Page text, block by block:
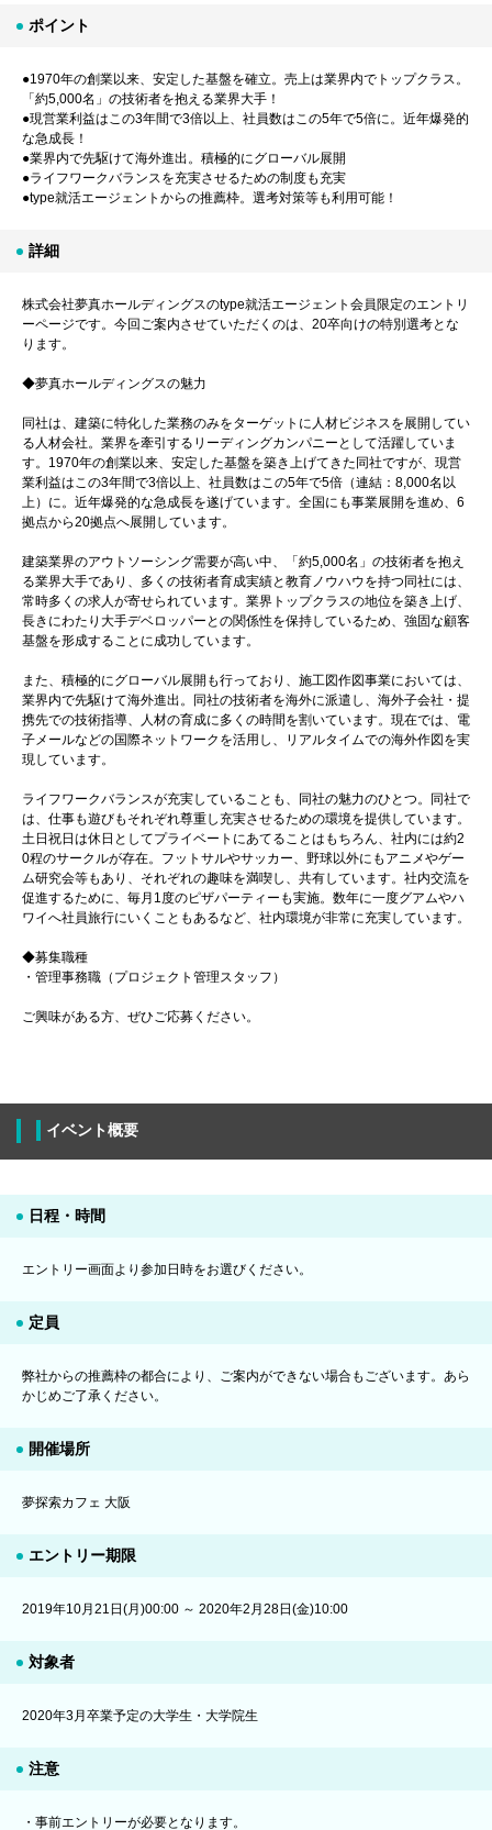
ポイント
●1970年の創業以来、安定した基盤を確立。売上は業界内でトップクラス。
「約5,000名」の技術者を抱える業界大手！
●現営業利益はこの3年間で3倍以上、社員数はこの5年で5倍に。近年爆発的
な急成長！
●業界内で先駆けて海外進出。積極的にグローバル展開
●ライフワークバランスを充実させるための制度も充実
●type就活エージェントからの推薦枠。選考対策等も利用可能！
詳細
株式会社夢真ホールディングスのtype就活エージェント会員限定のエントリ
ーページです。今回ご案内させていただくのは、20卒向けの特別選考とな
ります。
◆夢真ホールディングスの魅力
同社は、建築に特化した業務のみをターゲットに人材ビジネスを展開してい
る人材会社。業界を牽引するリーディングカンパニーとして活躍していま
す。1970年の創業以来、安定した基盤を築き上げてきた同社ですが、現営
業利益はこの3年間で3倍以上、社員数はこの5年で5倍（連結：8,000名以
上）に。近年爆発的な急成長を遂げています。全国にも事業展開を進め、6
拠点から20拠点へ展開しています。
建築業界のアウトソーシング需要が高い中、「約5,000名」の技術者を抱え
る業界大手であり、多くの技術者育成実績と教育ノウハウを持つ同社には、
常時多くの求人が寄せられています。業界トップクラスの地位を築き上げ、
長きにわたり大手デベロッパーとの関係性を保持しているため、強固な顧客
基盤を形成することに成功しています。
また、積極的にグローバル展開も行っており、施工図作図事業においては、
業界内で先駆けて海外進出。同社の技術者を海外に派遣し、海外子会社・提
携先での技術指導、人材の育成に多くの時間を割いています。現在では、電
子メールなどの国際ネットワークを活用し、リアルタイムでの海外作図を実
現しています。
ライフワークバランスが充実していることも、同社の魅力のひとつ。同社で
は、仕事も遊びもそれぞれ尊重し充実させるための環境を提供しています。
土日祝日は休日としてプライベートにあてることはもちろん、社内には約2
0程のサークルが存在。フットサルやサッカー、野球以外にもアニメやゲー
ム研究会等もあり、それぞれの趣味を満喫し、共有しています。社内交流を
促進するために、毎月1度のピザパーティーも実施。数年に一度グアムやハ
ワイへ社員旅行にいくこともあるなど、社内環境が非常に充実しています。
◆募集職種
・管理事務職（プロジェクト管理スタッフ）
ご興味がある方、ぜひご応募ください。
イベント概要
日程・時間
エントリー画面より参加日時をお選びください。
定員
弊社からの推薦枠の都合により、ご案内ができない場合もございます。あら
かじめご了承ください。
開催場所
夢探索カフェ 大阪
エントリー期限
2019年10月21日(月)00:00 ～ 2020年2月28日(金)10:00
対象者
2020年3月卒業予定の大学生・大学院生
注意
・事前エントリーが必要となります。